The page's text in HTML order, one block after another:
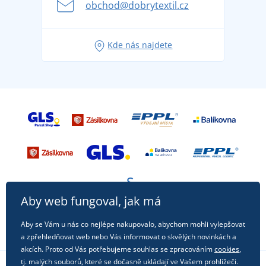
obchod@dobrytextil.cz
Kde nás najdete
Aby web fungoval, jak má
Aby se Vám u nás co nejlépe nakupovalo, abychom mohli vylepšovat
a zpřehledňovat web nebo Vás informovat o skvělých novinkách a
akcích. Proto od Vás potřebujeme souhlas se zpracovánímcookies,
tj. malých souborů, které se dočasně ukládají ve Vašem prohlížeči.